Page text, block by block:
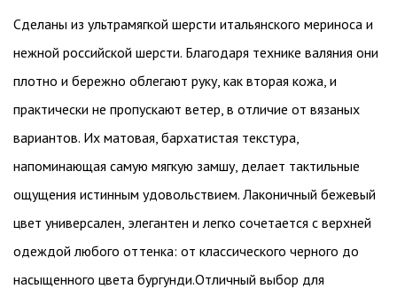
Сделаны из ультрамягкой шерсти итальянского мериноса и
нежной российской шерсти. Благодаря технике валяния они
плотно и бережно облегают руку, как вторая кожа, и
практически не пропускают ветер, в отличие от вязаных
вариантов. Их матовая, бархатистая текстура,
напоминающая самую мягкую замшу, делает тактильные
ощущения истинным удовольствием. Лаконичный бежевый
цвет универсален, элегантен и легко сочетается с верхней
одеждой любого оттенка: от классического черного до
насыщенного цвета бургунди.Отличный выбор для